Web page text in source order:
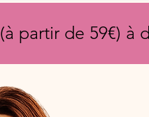
(à partir de 59€) à